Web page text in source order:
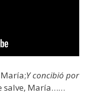
Y concibió por
salve, María……